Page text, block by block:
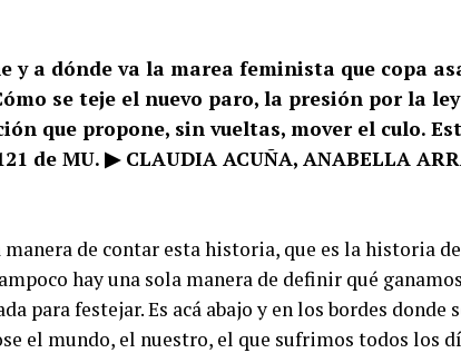
y a dónde va la marea feminista que copa
se teje el nuevo paro, la presión por la
que propone, sin vueltas, mover el culo.
de MU. ▶ CLAUDIA ACUÑA, ANABELLA
manera de contar esta historia, que es la historia
hay una sola manera de definir qué
para festejar. Es acá abajo y en los bordes donde
el mundo, el nuestro, el que sufrimos todos los